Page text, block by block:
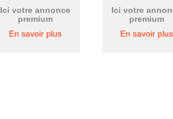
Ici votre annonce
premium
En savoir plus
Ici votre
premium
En savoir plus